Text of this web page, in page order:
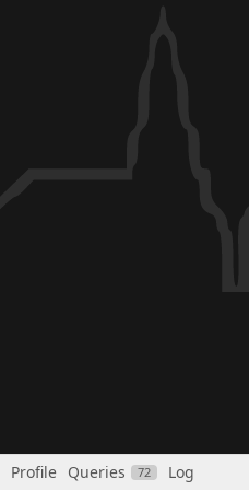
Profile Queries 72 Log